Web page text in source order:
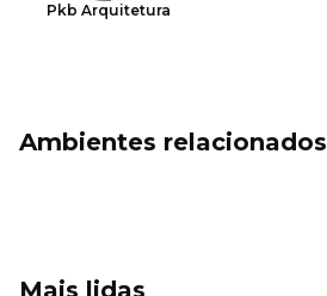
Pkb Arquitetura
Ambientes relacionados
Mais lidas